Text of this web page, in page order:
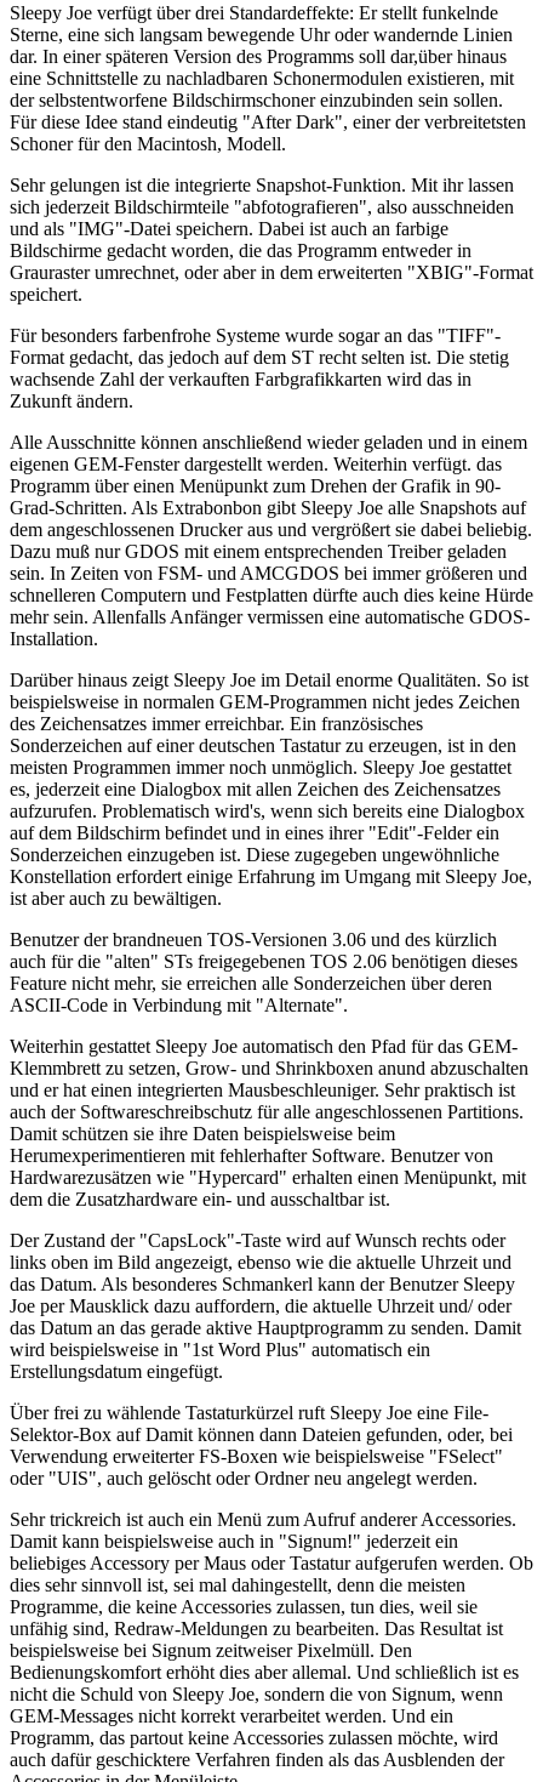
Sleepy Joe verfügt über drei Standardeffekte: Er stellt funkelnde
Sterne, eine sich langsam bewegende Uhr oder wandernde Linien
dar. In einer späteren Version des Programms soll dar,über hinaus
eine Schnittstelle zu nachladbaren Schonermodulen existieren, mit
der selbstentworfene Bildschirmschoner einzubinden sein sollen.
Für diese Idee stand eindeutig "After Dark", einer der verbreitetsten
Schoner für den Macintosh, Modell.
Sehr gelungen ist die integrierte Snapshot-Funktion. Mit ihr lassen
sich jederzeit Bildschirmteile "abfotografieren", also ausschneiden
und als "IMG"-Datei speichern. Dabei ist auch an farbige
Bildschirme gedacht worden, die das Programm entweder in
Grauraster umrechnet, oder aber in dem erweiterten "XBIG"-Format
speichert.
Für besonders farbenfrohe Systeme wurde sogar an das "TIFF"-
Format gedacht, das jedoch auf dem ST recht selten ist. Die stetig
wachsende Zahl der verkauften Farbgrafikkarten wird das in
Zukunft ändern.
Alle Ausschnitte können anschließend wieder geladen und in einem
eigenen GEM-Fenster dargestellt werden. Weiterhin verfügt. das
Programm über einen Menüpunkt zum Drehen der Grafik in 90-
Grad-Schritten. Als Extrabonbon gibt Sleepy Joe alle Snapshots auf
dem angeschlossenen Drucker aus und vergrößert sie dabei beliebig.
Dazu muß nur GDOS mit einem entsprechenden Treiber geladen
sein. In Zeiten von FSM- und AMCGDOS bei immer größeren und
schnelleren Computern und Festplatten dürfte auch dies keine Hürde
mehr sein. Allenfalls Anfänger vermissen eine automatische GDOS-
Installation.
Darüber hinaus zeigt Sleepy Joe im Detail enorme Qualitäten. So ist
beispielsweise in normalen GEM-Programmen nicht jedes Zeichen
des Zeichensatzes immer erreichbar. Ein französisches
Sonderzeichen auf einer deutschen Tastatur zu erzeugen, ist in den
meisten Programmen immer noch unmöglich. Sleepy Joe gestattet
es, jederzeit eine Dialogbox mit allen Zeichen des Zeichensatzes
aufzurufen. Problematisch wird's, wenn sich bereits eine Dialogbox
auf dem Bildschirm befindet und in eines ihrer "Edit"-Felder ein
Sonderzeichen einzugeben ist. Diese zugegeben ungewöhnliche
Konstellation erfordert einige Erfahrung im Umgang mit Sleepy Joe,
ist aber auch zu bewältigen.
Benutzer der brandneuen TOS-Versionen 3.06 und des kürzlich
auch für die "alten" STs freigegebenen TOS 2.06 benötigen dieses
Feature nicht mehr, sie erreichen alle Sonderzeichen über deren
ASCII-Code in Verbindung mit "Alternate".
Weiterhin gestattet Sleepy Joe automatisch den Pfad für das GEM-
Klemmbrett zu setzen, Grow- und Shrinkboxen anund abzuschalten
und er hat einen integrierten Mausbeschleuniger. Sehr praktisch ist
auch der Softwareschreibschutz für alle angeschlossenen Partitions.
Damit schützen sie ihre Daten beispielsweise beim
Herumexperimentieren mit fehlerhafter Software. Benutzer von
Hardwarezusätzen wie "Hypercard" erhalten einen Menüpunkt, mit
dem die Zusatzhardware ein- und ausschaltbar ist.
Der Zustand der "CapsLock"-Taste wird auf Wunsch rechts oder
links oben im Bild angezeigt, ebenso wie die aktuelle Uhrzeit und
das Datum. Als besonderes Schmankerl kann der Benutzer Sleepy
Joe per Mausklick dazu auffordern, die aktuelle Uhrzeit und/ oder
das Datum an das gerade aktive Hauptprogramm zu senden. Damit
wird beispielsweise in "1st Word Plus" automatisch ein
Erstellungsdatum eingefügt.
Über frei zu wählende Tastaturkürzel ruft Sleepy Joe eine File-
Selektor-Box auf Damit können dann Dateien gefunden, oder, bei
Verwendung erweiterter FS-Boxen wie beispielsweise "FSelect"
oder "UIS", auch gelöscht oder Ordner neu angelegt werden.
Sehr trickreich ist auch ein Menü zum Aufruf anderer Accessories.
Damit kann beispielsweise auch in "Signum!" jederzeit ein
beliebiges Accessory per Maus oder Tastatur aufgerufen werden. Ob
dies sehr sinnvoll ist, sei mal dahingestellt, denn die meisten
Programme, die keine Accessories zulassen, tun dies, weil sie
unfähig sind, Redraw-Meldungen zu bearbeiten. Das Resultat ist
beispielsweise bei Signum zeitweiser Pixelmüll. Den
Bedienungskomfort erhöht dies aber allemal. Und schließlich ist es
nicht die Schuld von Sleepy Joe, sondern die von Signum, wenn
GEM-Messages nicht korrekt verarbeitet werden. Und ein
Programm, das partout keine Accessories zulassen möchte, wird
auch dafür geschicktere Verfahren finden als das Ausblenden der